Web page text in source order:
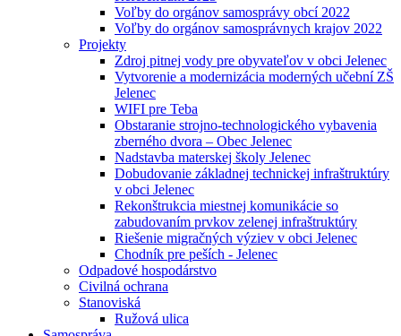
Voľby do orgánov samosprávy obcí 2022
Voľby do orgánov samosprávnych krajov 2022
Projekty
Zdroj pitnej vody pre obyvateľov v obci Jelenec
Vytvorenie a modernizácia moderných učební ZŠ
Jelenec
WIFI pre Teba
Obstaranie strojno-technologického vybavenia
zberného dvora – Obec Jelenec
Nadstavba materskej školy Jelenec
Dobudovanie základnej technickej infraštruktúry
v obci Jelenec
Rekonštrukcia miestnej komunikácie so
zabudovaním prvkov zelenej infraštruktúry
Riešenie migračných výziev v obci Jelenec
Chodník pre peších - Jelenec
Odpadové hospodárstvo
Civilná ochrana
Stanoviská
Ružová ulica